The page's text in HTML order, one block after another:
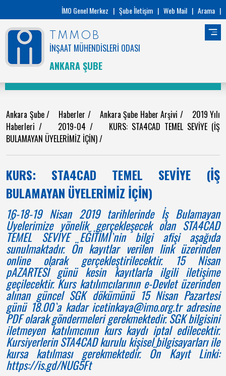
İMO Genel Merkez | Şube İletişim | Web Mail | Arama |
TMMOB
İNŞAAT MÜHENDİSLERİ ODASI
ANKARA ŞUBE
Ankara Şube/ Haberler / Ankara Şube Haber Arşivi / 2019 Yılı
Haberleri / 2019-04 / KURS: STA4CAD TEMEL SEVİYE (İŞ
BULAMAYAN ÜYELERİMİZ İÇİN)/
KURS: STA4CAD TEMEL SEVİYE (İŞ
BULAMAYAN ÜYELERİMİZ İÇİN)
16-18-19 Nisan 2019 tarihlerinde İş Bulamayan
Üyelerimize yönelik gerçekleşecek olan STA4CAD
TEMEL SEVİYE EĞİTİMİ`nin bilgi afişi aşağıda
sunulmaktadır. Ön kayıtlar verilen link üzerinden
online olarak gerçekleştirilecektir. 15 Nisan
pAZARTESİ günü kesin kayıtlarla ilgili iletişime
geçilecektir. Kurs katılımcılarının e-Devlet üzerinden
alınan güncel SGK dökümünü 15 Nisan Pazartesi
günü 18.00`a kadar icetinkaya@imo.org.tr adresine
PDF olarak göndermeleri gerekmektedir. SGK bilgisini
iletmeyen katılımcının kurs kaydı iptal edilecektir.
Kursiyerlerin STA4CAD kurulu kişisel bilgisayarları ile
kursa katılması gerekmektedir. Ön Kayıt Linki:
https://is.gd/NUG5Ft